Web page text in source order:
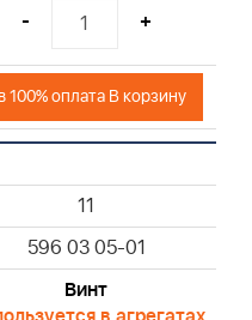
- +
100% оплата В корзину
11
596 03 05-01
Винт